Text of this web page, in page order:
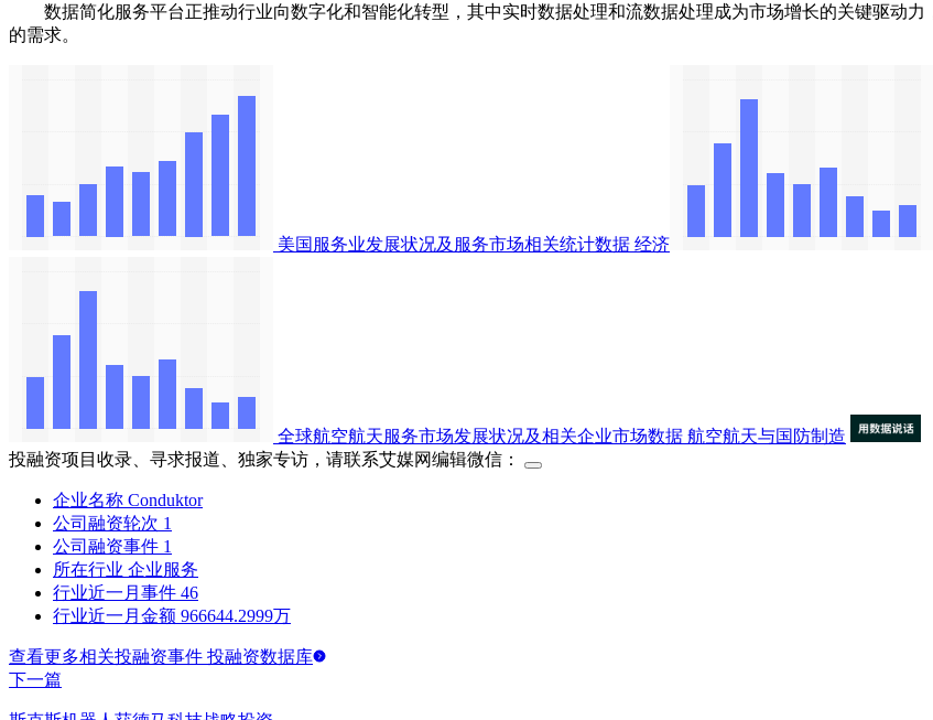
数据简化服务平台正推动行业向数字化和智能化转型，其中实时数据处理和流数据处理成为市场增长的关键驱动力
的需求。
美国服务业发展状况及服务市场相关统计数据 经济
全球航空航天服务市场发展状况及相关企业市场数据 航空航天与国防制造
投融资项目收录、寻求报道、独家专访，请联系艾媒网编辑微信：
企业名称 Conduktor
公司融资轮次 1
公司融资事件 1
所在行业 企业服务
行业近一月事件 46
行业近一月金额 966644.2999万
查看更多相关投融资事件 投融资数据库
下一篇